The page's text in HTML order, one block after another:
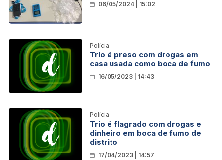
06/05/2024 | 15:02
Polícia
Trio é preso com drogas em
casa usada como boca de fumo
16/05/2023 | 14:43
Polícia
Trio é flagrado com drogas e
dinheiro em boca de fumo de
distrito
17/04/2023 | 14:57